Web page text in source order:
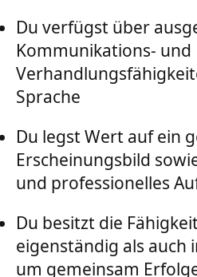
Du verfügst über
Kommunikations- und
Sprache
Du legst Wert auf ein
Erscheinungsbild
und professionelles
Du besitzt die
eigenständig als auch
um gemeinsam